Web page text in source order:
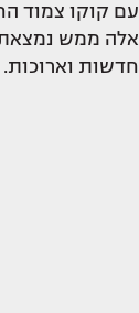
עם קוקו צמוד
אלה ממש
חדשות